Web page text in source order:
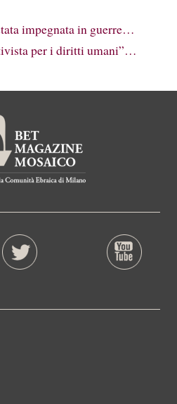
impegnata in guerre…
per i diritti umani”…